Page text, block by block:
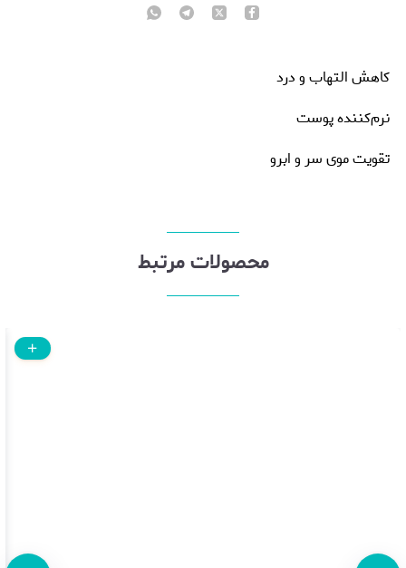
کاهش التهاب و درد
نرم‌کننده پوست
تقویت موی سر و ابرو
محصولات مرتبط